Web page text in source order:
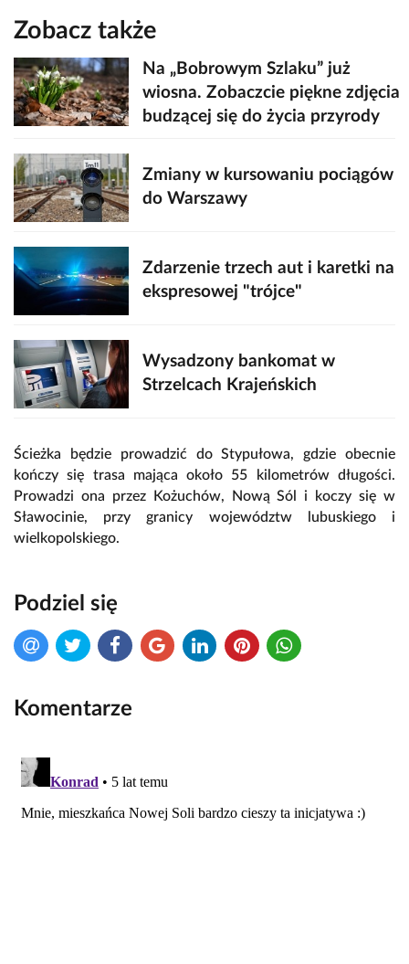
Zobacz także
Na „Bobrowym Szlaku” już
wiosna. Zobaczcie piękne zdjęcia
budzącej się do życia przyrody
Zmiany w kursowaniu pociągów
do Warszawy
Zdarzenie trzech aut i karetki na
ekspresowej "trójce"
Wysadzony bankomat w
Strzelcach Krajeńskich
Ścieżka będzie prowadzić do Stypułowa, gdzie obecnie
kończy się trasa mająca około 55 kilometrów długości.
Prowadzi ona przez Kożuchów, Nową Sól i koczy się w
Sławocinie, przy granicy województw lubuskiego i
wielkopolskiego.
Podziel się
Komentarze